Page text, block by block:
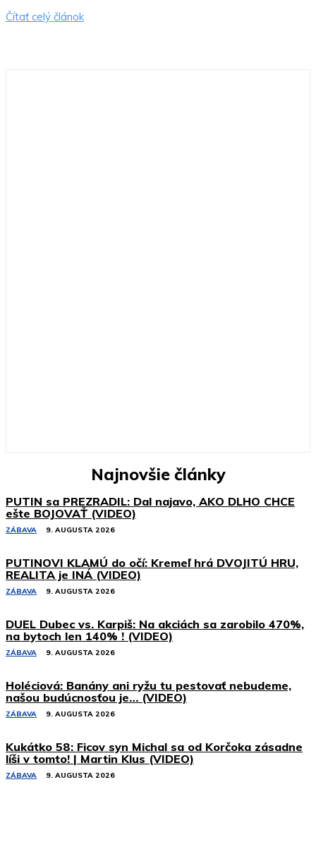
Čítať celý článok
Najnovšie články
PUTIN sa PREZRADIL: Dal najavo, AKO DLHO CHCE
ešte BOJOVAŤ (VIDEO)
ZÁBAVA 9. AUGUSTA 2026
PUTINOVI KLAMÚ do očí: Kremeľ hrá DVOJITÚ HRU,
REALITA je INÁ (VIDEO)
ZÁBAVA 9. AUGUSTA 2026
DUEL Dubec vs. Karpiš: Na akciách sa zarobilo 470%,
na bytoch len 140% ! (VIDEO)
ZÁBAVA 9. AUGUSTA 2026
Holéciová: Banány ani ryžu tu pestovať nebudeme,
našou budúcnosťou je… (VIDEO)
ZÁBAVA 9. AUGUSTA 2026
Kukátko 58: Ficov syn Michal sa od Korčoka zásadne
líši v tomto! | Martin Klus (VIDEO)
ZÁBAVA 9. AUGUSTA 2026